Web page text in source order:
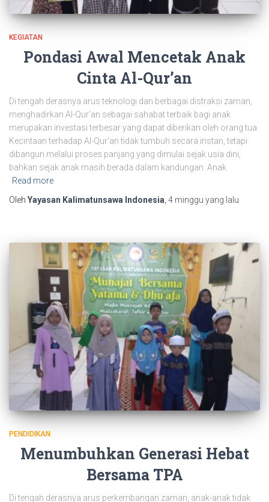
KEGIATAN
Pondasi Awal Mencetak Anak
Cinta Al-Qur’an
Di tengah derasnya arus teknologi dan berbagai distraksi zaman,
menghadirkan Al-Qur’an sebagai sahabat terbaik bagi anak
merupakan investasi terbesar yang dapat diberikan oleh orang tua.
Kecintaan terhadap Al-Qur’an tidak tumbuh secara instan, tetapi
dibangun melalui proses panjang yang dimulai sejak usia dini,
bahkan sejak anak masih berada dalam kandungan. Anak
Read more
Oleh Yayasan Kalimatunsawa Indonesia 4 minggu yang lalu
PENDIDIKAN
Menumbuhkan Generasi Hebat
Bersama TPA
Di tengah derasnya arus perkembangan zaman, anak-anak tidak